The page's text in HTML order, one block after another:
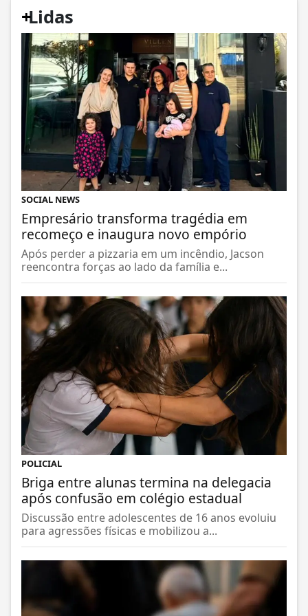
+
Lidas
SOCIAL NEWS
Empresário transforma tragédia em
recomeço e inaugura novo empório
Após perder a pizzaria em um incêndio, Jacson
reencontra forças ao lado da família e...
POLICIAL
Briga entre alunas termina na delegacia
após confusão em colégio estadual
Discussão entre adolescentes de 16 anos evoluiu
para agressões físicas e mobilizou a...